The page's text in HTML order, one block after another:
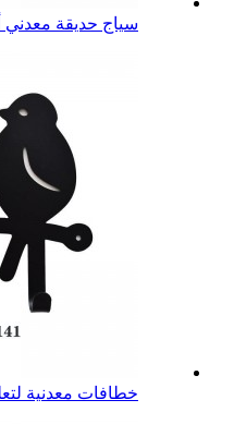
سياج حديقة معدني
خطافات معدنية